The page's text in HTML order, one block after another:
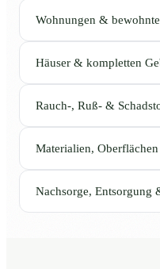
Wohnungen &
Häuser & kompletten
Rauch-, Ruß- &
Materialien,
Nachsorge, Entsorgung